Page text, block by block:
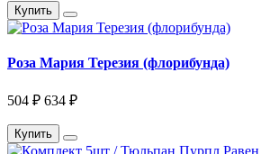
Купить
Роза Мария Терезия (флорибунда)
504 ₽ 634 ₽
Купить